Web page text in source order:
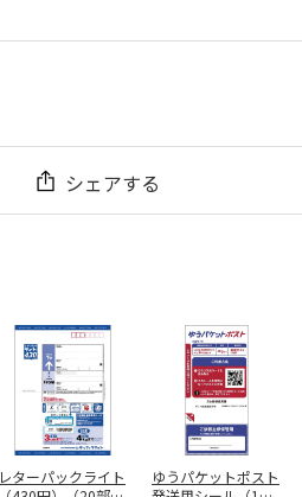
シェアする
レターパックライト
ゆうパケットポスト